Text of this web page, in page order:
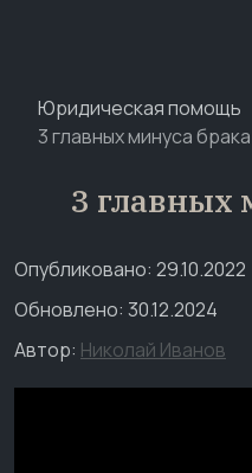
Юридическая помощь
3 главных минуса брака
3 главных
Опубликовано: 29.10.2022
Обновлено: 30.12.2024
Автор: Николай Иванов